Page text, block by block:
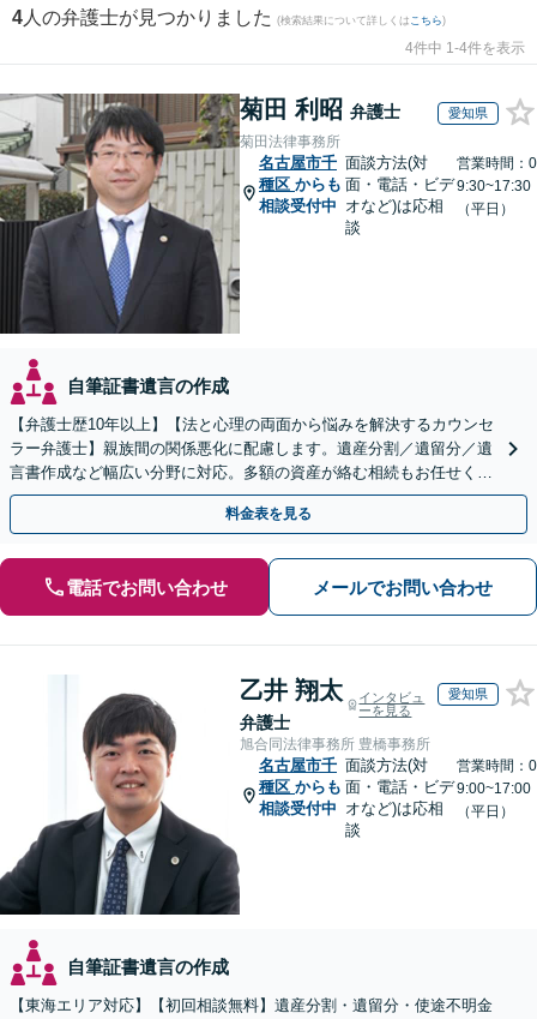
4 人の弁護士が見つかりました (検索結果について詳しくは こちら)
4件中 1-4件を表示
菊田 利昭 弁護士 愛知県
菊田法律事務所
名古屋市千
種区 からも
相談受付中
面談方法(対
面・電話・ビデ
オなど)は応相
談
営業時間：0
9:30~17:30
（平日）
自筆証書遺言の作成
【弁護士歴10年以上】【法と心理の両面から悩みを解決するカウンセ
ラー弁護士】親族間の関係悪化に配慮します。遺産分割／遺留分／遺
言書作成など幅広い分野に対応。多額の資産が絡む相続もお任せくだ
さい。【夜間・休日の相談可能】【駐車場完備】
料金表を見る
電話でお問い合わせ メールでお問い合わせ
乙井 翔太
弁護士
インタビュ
ーを見る
愛知県
旭合同法律事務所 豊橋事務所
名古屋市千
種区 からも
相談受付中
面談方法(対
面・電話・ビデ
オなど)は応相
談
営業時間：0
9:00~17:00
（平日）
自筆証書遺言の作成
【東海エリア対応】【初回相談無料】遺産分割・遺留分・使途不明金